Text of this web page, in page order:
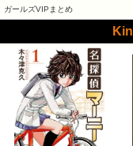
ガールズVIPまとめ